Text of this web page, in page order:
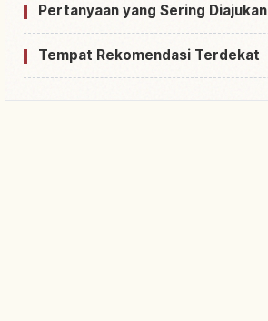
Pertanyaan yang Sering Diajukan
Tempat Rekomendasi Terdekat